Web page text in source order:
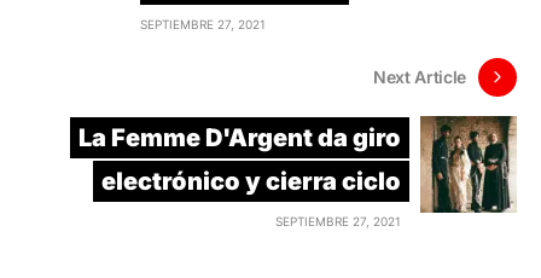
SEPTIEMBRE 27, 2021
Next Article
La Femme D'Argent da giro
electrónico y cierra ciclo
SEPTIEMBRE 27, 2021